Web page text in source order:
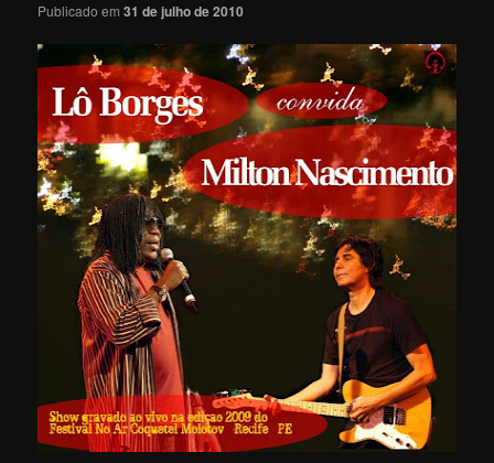
Publicado em31 de julho de 2010